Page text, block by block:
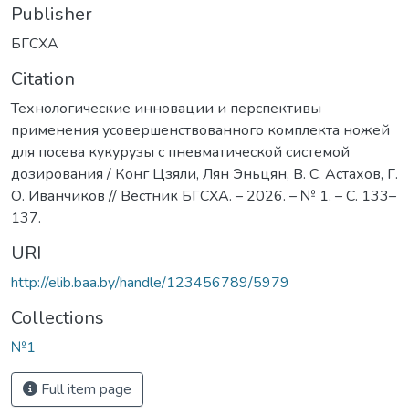
Publisher
БГСХА
Citation
Технологические инновации и перспективы
применения усовершенствованного комплекта ножей
для посева кукурузы с пневматической системой
дозирования / Конг Цзяли, Лян Эньцян, В. С. Астахов, Г.
О. Иванчиков // Вестник БГСХА. – 2026. – № 1. – С. 133–
137.
URI
http://elib.baa.by/handle/123456789/5979
Collections
№1
Full item page